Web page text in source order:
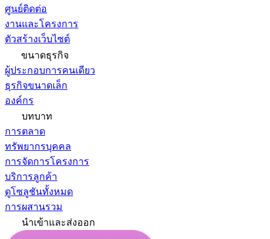
ศูนย์ติดต่อ
งานและโครงการ
ตัวสร้างเว็บไซต์
ขนาดธุรกิจ
ผู้ประกอบการคนเดียว
ธุรกิจขนาดเล็ก
องค์กร
บทบาท
การตลาด
ทรัพยากรบุคคล
การจัดการโครงการ
บริการลูกค้า
ดูโซลูชันทั้งหมด
การผสานรวม
นำเข้าและส่งออก